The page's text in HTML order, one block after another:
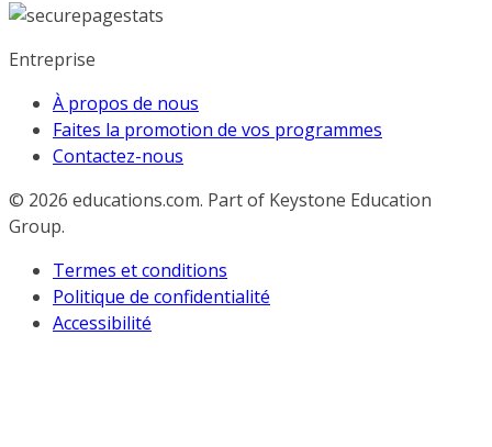
Entreprise
À propos de nous
Faites la promotion de vos programmes
Contactez-nous
© 2026 educations.com. Part of Keystone Education
Group.
Termes et conditions
Politique de confidentialité
Accessibilité